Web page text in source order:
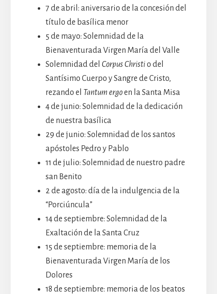
7 de abril: aniversario de la concesión del
título de basílica menor
5 de mayo: Solemnidad de la
Bienaventurada Virgen María del Valle
Solemnidad del Corpus Christio del
Santísimo Cuerpo y Sangre de Cristo,
rezando el Tantum ergoen la Santa Misa
4 de junio: Solemnidad de la dedicación
de nuestra basílica
29 de junio: Solemnidad de los santos
apóstoles Pedro y Pablo
11 de julio: Solemnidad de nuestro padre
san Benito
2 de agosto: día de la indulgencia de la
“Porciúncula”
14 de septiembre: Solemnidad de la
Exaltación de la Santa Cruz
15 de septiembre: memoria de la
Bienaventurada Virgen María de los
Dolores
18 de septiembre: memoria de los beatos